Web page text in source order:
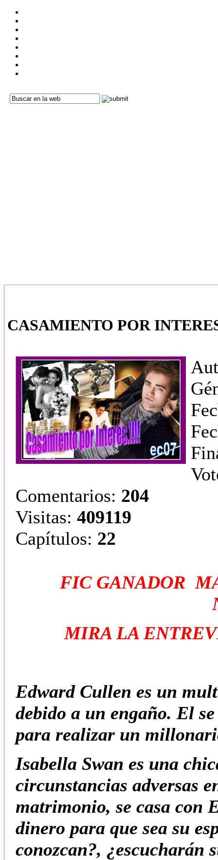
CASAMIENTO POR
Comentarios: 204
Visitas: 409119
Capítulos: 22
FIC GANADOR
MIRA LA
Edward Cullen es un
debido a un engaño. El
para realizar un
Isabella Swan es una
circunstancias adversas
matrimonio, se casa con
dinero para que sea su
conozcan?, ¿escucharán